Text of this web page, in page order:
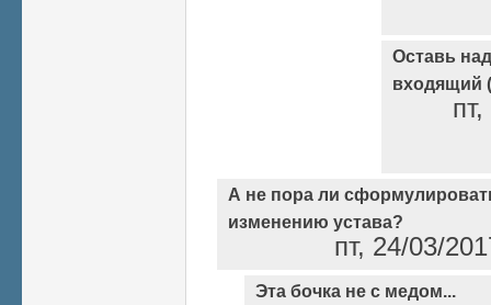
Оставь
входящий
А не пора ли
изменению устава?
пт, 24/03/
Эта бочка не с медом...